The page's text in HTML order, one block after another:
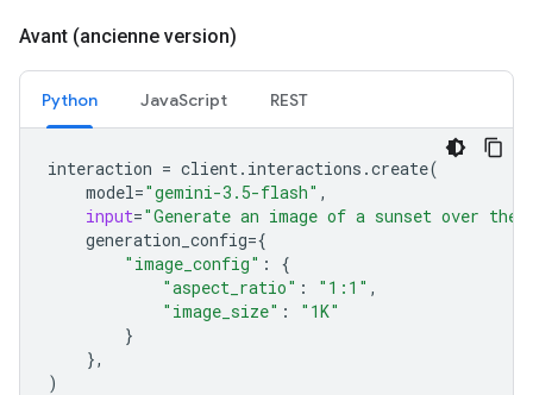
Avant (ancienne version)
Python JavaScript REST
interaction = client. interactions .create(
model="gemini-3.5-flash" ,
input="Generate an image of a sunset over the
generation_config={
"image_config" :
{
"aspect_ratio" : "1:1" ,
"image_size" :
"1K"
}
},
)